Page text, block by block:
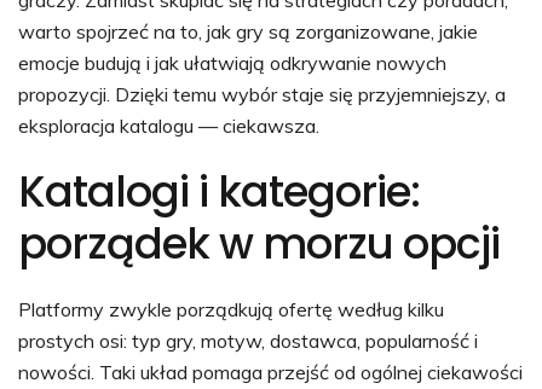
warto spojrzeć na to, jak gry są zorganizowane, jakie
emocje budują i jak ułatwiają odkrywanie nowych
propozycji. Dzięki temu wybór staje się przyjemniejszy, a
eksploracja katalogu — ciekawsza.
Katalogi i kategorie:
porządek w morzu opcji
Platformy zwykle porządkują ofertę według kilku
prostych osi: typ gry, motyw, dostawca, popularność i
nowości. Taki układ pomaga przejść od ogólnej ciekawości